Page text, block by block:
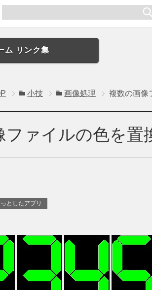
ム リンク集
小技 画像処理 複数の画像
ファイルの色を置
としたアプリ